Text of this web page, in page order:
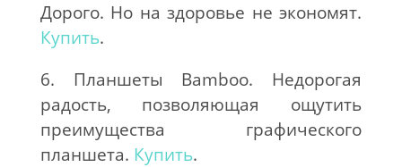
Дорого. Но на здоровье не экономят.
Купить.
6. Планшеты Bamboo. Недорогая
радость, позволяющая ощутить
преимущества графического
планшета. Купить.